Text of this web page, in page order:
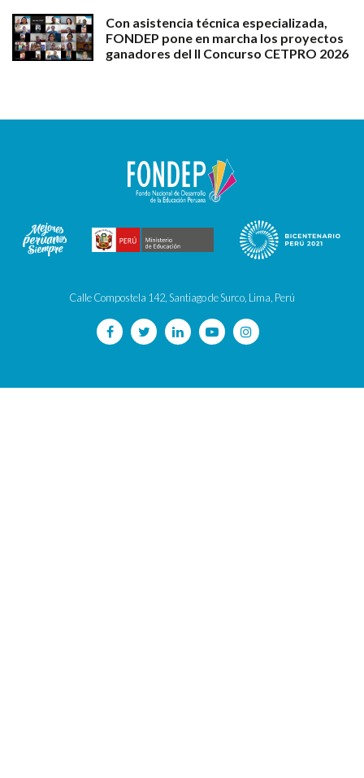
Con asistencia técnica especializada,
FONDEP pone en marcha los proyectos
ganadores del II Concurso CETPRO 2026
Calle Compostela 142, Santiago de Surco, Lima, Perú